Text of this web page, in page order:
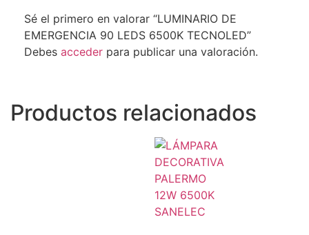
Sé el primero en valorar “LUMINARIO DE
EMERGENCIA 90 LEDS 6500K TECNOLED”
Debes acceder para publicar una valoración.
Productos relacionados